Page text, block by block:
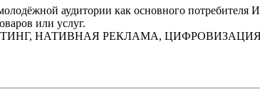
аудитории как основного потребителя
или услуг.
НАТИВНАЯ РЕКЛАМА,